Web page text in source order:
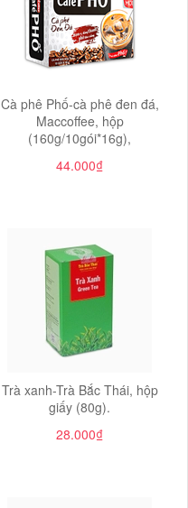
Cà phê Phố-cà phê đen đá,
Maccoffee, hộp
(160g/10gói*16g),
44.000₫
Trà xanh-Trà Bắc Thái, hộp
giấy (80g).
28.000₫